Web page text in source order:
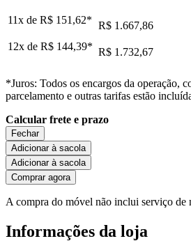
11x de R$ 151,62* R$ 1.667,86
12x de R$ 144,39* R$ 1.732,67
*Juros: Todos os encargos da operação,
parcelamento e outras tarifas estão
Calcular frete e prazo
Fechar
Adicionar à sacola
Adicionar à sacola
Comprar agora
A compra do móvel não inclui serviço de
Informações da loja